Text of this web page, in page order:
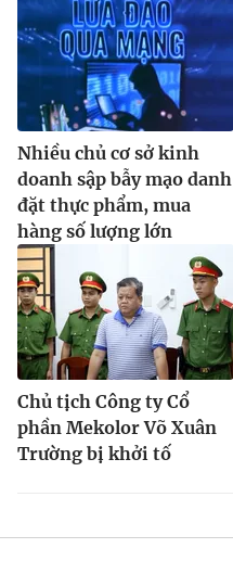
Nhiều chủ cơ sở kinh
doanh sập bẫy mạo danh
đặt thực phẩm, mua
hàng số lượng lớn
Chủ tịch Công ty Cổ
phần Mekolor Võ Xuân
Trường bị khởi tố